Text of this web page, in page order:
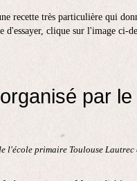
recette très particulière qui
d'essayer, clique sur l'image ci-
par
l'école primaire Toulouse Lautrec